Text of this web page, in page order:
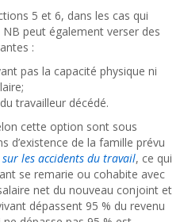
5 et 6, dans les cas qui
peut également verser des
:
pas la capacité physique ni
travailleur décédé.
cette option sont sous
d’existence de la famille prévu
les accidents du travail, ce qui
se remarie ou cohabite avec
net du nouveau conjoint et
dépassent 95 % du revenu